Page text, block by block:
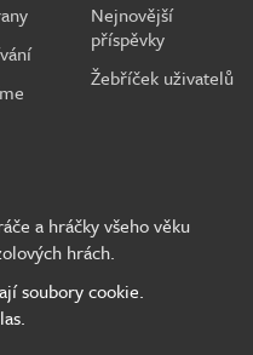
Nejnovější
příspěvky
Žebříček uživatelů
a hráčky všeho věku
hrách.
soubory cookie.